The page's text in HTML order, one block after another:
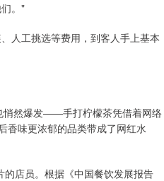
。"
人工挑选等费用，到客人手上基本
悄然爆发——手打柠檬茶凭借着网络
香味更浓郁的品类带成了网红水
店员。根据《中国餐饮发展报告